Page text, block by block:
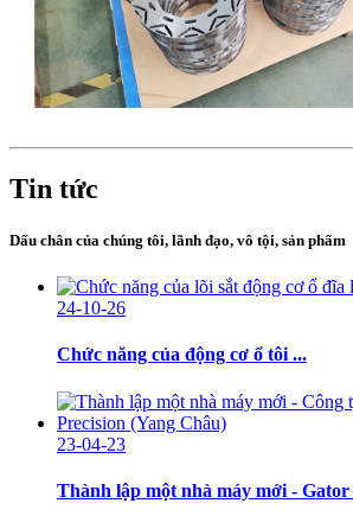
Tin tức
Dấu chân của chúng tôi, lãnh đạo, vô tội, sản phẩm
24-10-26
Chức năng của động cơ ổ tôi ...
23-04-23
Thành lập một nhà máy mới - Gator